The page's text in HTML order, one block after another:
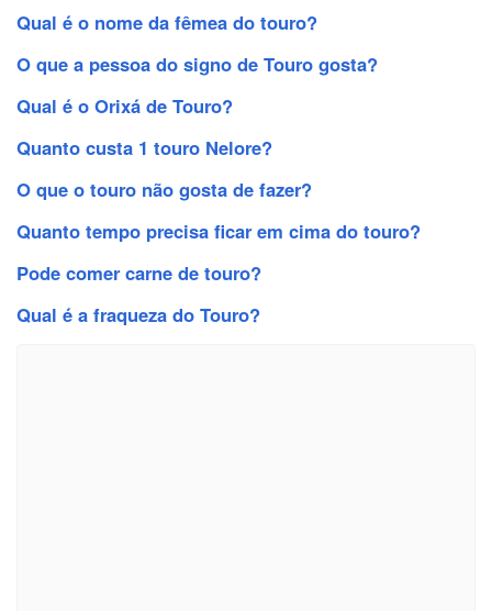
Qual é o nome da fêmea do touro?
O que a pessoa do signo de Touro gosta?
Qual é o Orixá de Touro?
Quanto custa 1 touro Nelore?
O que o touro não gosta de fazer?
Quanto tempo precisa ficar em cima do touro?
Pode comer carne de touro?
Qual é a fraqueza do Touro?